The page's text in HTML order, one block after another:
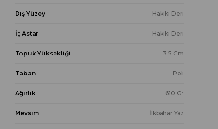
Dış Yüzey Hakiki Deri
İç Astar Hakiki Deri
Topuk Yüksekliği 3.5 Cm
Taban Poli
Ağırlık 610 Gr
Mevsim İlkbahar Yaz